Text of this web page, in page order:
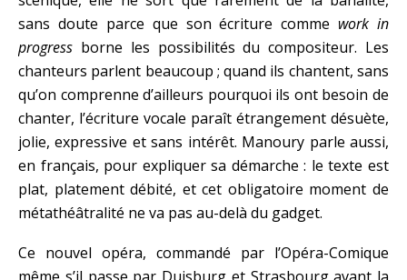
sans doute parce que son écriture comme work in
progress borne les possibilités du compositeur. Les
chanteurs parlent beaucoup ; quand ils chantent, sans
qu’on comprenne d’ailleurs pourquoi ils ont besoin de
chanter, l’écriture vocale paraît étrangement désuète,
jolie, expressive et sans intérêt. Manoury parle aussi,
en français, pour expliquer sa démarche : le texte est
plat, platement débité, et cet obligatoire moment de
métathéâtralité ne va pas au-delà du gadget.
Ce nouvel opéra, commandé par l’Opéra-Comique